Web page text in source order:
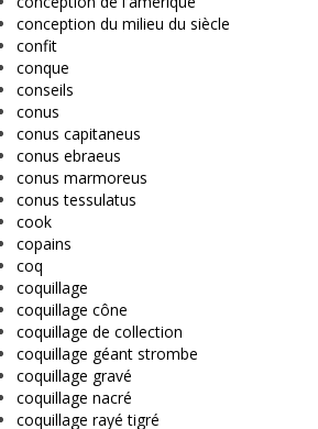
conception du milieu du siècle
confit
conque
conseils
conus
conus capitaneus
conus ebraeus
conus marmoreus
conus tessulatus
cook
copains
coq
coquillage
coquillage cône
coquillage de collection
coquillage géant strombe
coquillage gravé
coquillage nacré
coquillage rayé tigré